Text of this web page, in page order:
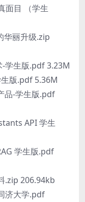
目 （学生
华丽升级.zip
生版.pdf 3.23M
版.pdf 5.36M
品-学生版.pdf
API 学生
学生版.pdf
.zip 206.94kb
济大学.pdf